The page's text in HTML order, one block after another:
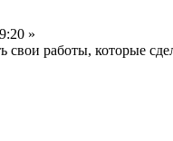
»
работы, которые